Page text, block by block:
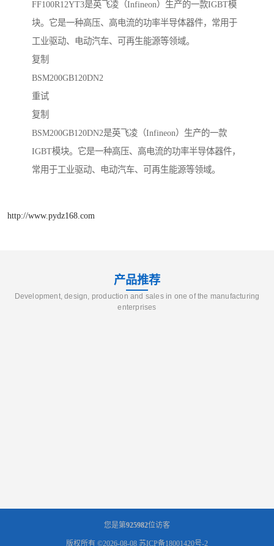
FF100R12YT3是英飞凌（Infineon）生产的一款IGBT模
块。它是一种高压、高电流的功率半导体器件，常用于
工业驱动、电动汽车、可再生能源等领域。
复制
BSM200GB120DN2
重试
复制
BSM200GB120DN2是英飞凌（Infineon）生产的一款
IGBT模块。它是一种高压、高电流的功率半导体器件，
常用于工业驱动、电动汽车、可再生能源等领域。
http://www.pydz168.com
产品推荐
Development, design, production and sales in one of the manufacturing
enterprises
您是第925982位访客
版权所有 ©2026-08-08 苏ICP备18001420号-2